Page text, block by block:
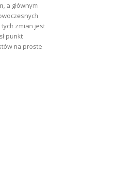
a głównym
zmian jest
punkt
na proste